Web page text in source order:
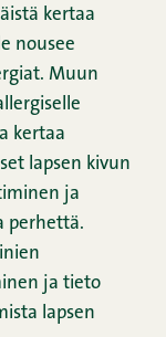
kertaa
nousee
Muun
kertaa
lapsen kivun
ja
perhettä.
ja tieto
lapsen